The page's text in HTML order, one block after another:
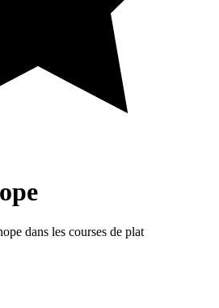
dans les courses de plat